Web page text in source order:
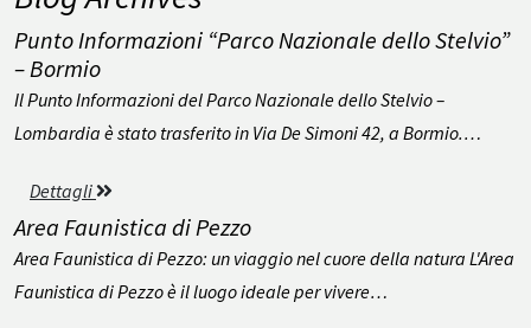
Punto Informazioni “Parco Nazionale dello Stelvio”
– Bormio
Il Punto Informazioni del Parco Nazionale dello Stelvio –
Lombardia è stato trasferito in Via De Simoni 42, a Bormio.…
Dettagli
Area Faunistica di Pezzo
Area Faunistica di Pezzo: un viaggio nel cuore della natura L'Area
Faunistica di Pezzo è il luogo ideale per vivere…